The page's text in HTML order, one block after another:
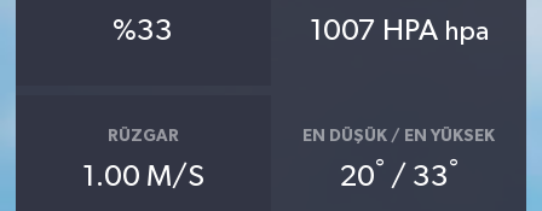
%33 1007 HPA hpa
RÜZGAR
1.00 M/S
EN DÜŞÜK / EN YÜKSEK
20° / 33°